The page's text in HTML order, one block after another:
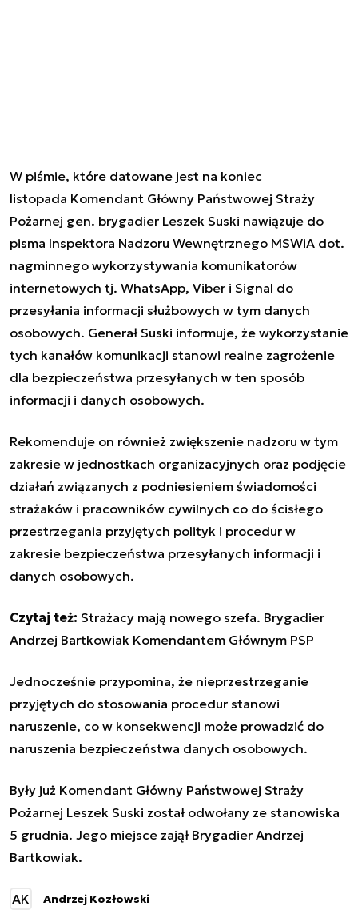
W piśmie, które datowane jest na koniec
listopada Komendant Główny Państwowej Straży
Pożarnej gen. brygadier Leszek Suski nawiązuje do
pisma Inspektora Nadzoru Wewnętrznego MSWiA dot.
nagminnego wykorzystywania komunikatorów
internetowych tj. WhatsApp, Viber i Signal do
przesyłania informacji służbowych w tym danych
osobowych. Generał Suski informuje, że wykorzystanie
tych kanałów komunikacji stanowi realne zagrożenie
dla bezpieczeństwa przesyłanych w ten sposób
informacji i danych osobowych.
Rekomenduje on również zwiększenie nadzoru w tym
zakresie w jednostkach organizacyjnych oraz podjęcie
działań związanych z podniesieniem świadomości
strażaków i pracowników cywilnych co do ścisłego
przestrzegania przyjętych polityk i procedur w
zakresie bezpieczeństwa przesyłanych informacji i
danych osobowych.
Czytaj też: Strażacy mają nowego szefa. Brygadier
Andrzej Bartkowiak Komendantem Głównym PSP
Jednocześnie przypomina, że nieprzestrzeganie
przyjętych do stosowania procedur stanowi
naruszenie, co w konsekwencji może prowadzić do
naruszenia bezpieczeństwa danych osobowych.
Były już Komendant Główny Państwowej Straży
Pożarnej Leszek Suski został odwołany ze stanowiska
5 grudnia. Jego miejsce zajął Brygadier Andrzej
Bartkowiak.
AK Andrzej Kozłowski